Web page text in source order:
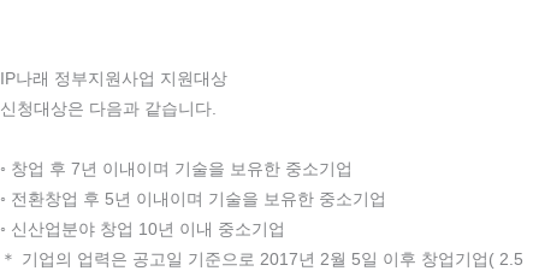
IP나래 정부지원사업 지원대상
신청대상은 다음과 같습니다.
◦ 창업 후 7년 이내이며 기술을 보유한 중소기업
◦ 전환창업 후 5년 이내이며 기술을 보유한 중소기업
◦ 신산업분야 창업 10년 이내 중소기업
＊ 기업의 업력은 공고일 기준으로 2017년 2월 5일 이후 창업기업( 2.5